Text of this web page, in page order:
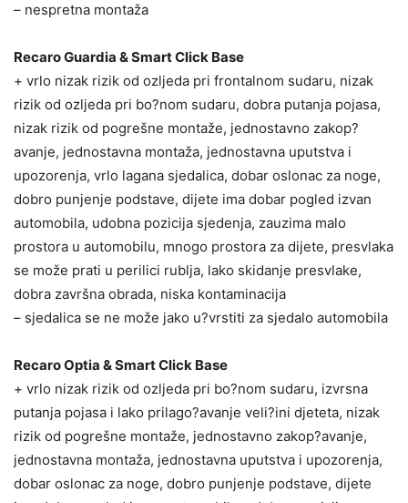
– nespretna montaža
Recaro Guardia & Smart Click Base
+ vrlo nizak rizik od ozljeda pri frontalnom sudaru, nizak
rizik od ozljeda pri bo?nom sudaru, dobra putanja pojasa,
nizak rizik od pogrešne montaže, jednostavno zakop?
avanje, jednostavna montaža, jednostavna uputstva i
upozorenja, vrlo lagana sjedalica, dobar oslonac za noge,
dobro punjenje podstave, dijete ima dobar pogled izvan
automobila, udobna pozicija sjedenja, zauzima malo
prostora u automobilu, mnogo prostora za dijete, presvlaka
se može prati u perilici rublja, lako skidanje presvlake,
dobra završna obrada, niska kontaminacija
– sjedalica se ne može jako u?vrstiti za sjedalo automobila
Recaro Optia & Smart Click Base
+ vrlo nizak rizik od ozljeda pri bo?nom sudaru, izvrsna
putanja pojasa i lako prilago?avanje veli?ini djeteta, nizak
rizik od pogrešne montaže, jednostavno zakop?avanje,
jednostavna montaža, jednostavna uputstva i upozorenja,
dobar oslonac za noge, dobro punjenje podstave, dijete